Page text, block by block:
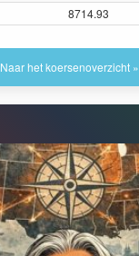
8714.93
Naar het koersenoverzicht »